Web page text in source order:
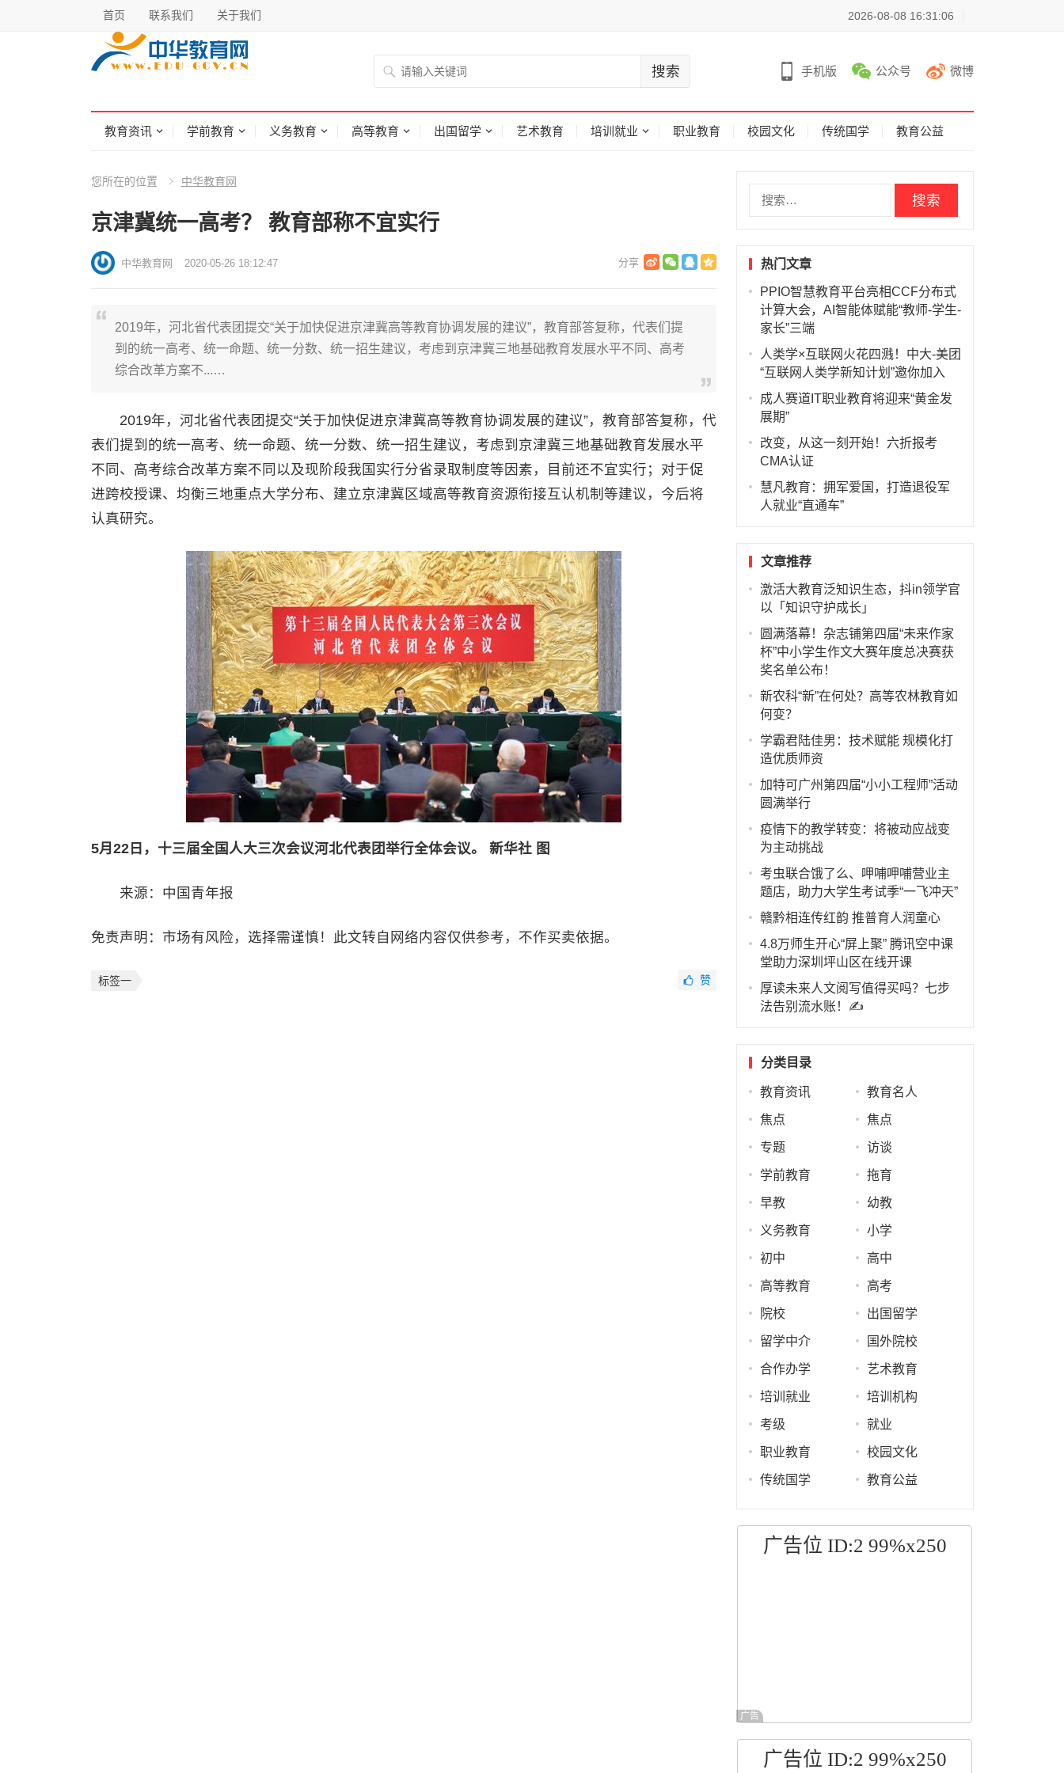
首页 联系我们 关于我们 2026-08-08 16:31:06
手机版 公众号 微博
教育资讯 学前教育 义务教育 高等教育 出国留学 艺术教育 培训就业 职业教育 校园文化 传统国学 教育公益
您所在的位置 中华教育网
京津冀统一高考？ 教育部称不宜实行
中华教育网 2020-05-26 18:12:47
2019年，河北省代表团提交“关于加快促进京津冀高等教育协调发展的建议”，教育部答复称，代表们提
到的统一高考、统一命题、统一分数、统一招生建议，考虑到京津冀三地基础教育发展水平不同、高考
综合改革方案不...…
2019年，河北省代表团提交“关于加快促进京津冀高等教育协调发展的建议”，教育部答复称，代
表们提到的统一高考、统一命题、统一分数、统一招生建议，考虑到京津冀三地基础教育发展水平
不同、高考综合改革方案不同以及现阶段我国实行分省录取制度等因素，目前还不宜实行；对于促
进跨校授课、均衡三地重点大学分布、建立京津冀区域高等教育资源衔接互认机制等建议，今后将
认真研究。
5月22日，十三届全国人大三次会议河北代表团举行全体会议。 新华社 图
来源：中国青年报
免责声明：市场有风险，选择需谨慎！此文转自网络内容仅供参考，不作买卖依据。
标签一 赞
热门文章
PPIO智慧教育平台亮相CCF分布式
计算大会，AI智能体赋能“教师-学生-
家长”三端
人类学×互联网火花四溅！中大-美团
“互联网人类学新知计划”邀你加入
成人赛道IT职业教育将迎来“黄金发
展期”
改变，从这一刻开始！六折报考
CMA认证
慧凡教育：拥军爱国，打造退役军
人就业“直通车”
文章推荐
激活大教育泛知识生态，抖in领学官
以「知识守护成长」
圆满落幕！杂志铺第四届“未来作家
杯”中小学生作文大赛年度总决赛获
奖名单公布！
新农科“新”在何处？高等农林教育如
何变？
学霸君陆佳男：技术赋能 规模化打
造优质师资
加特可广州第四届“小小工程师”活动
圆满举行
疫情下的教学转变：将被动应战变
为主动挑战
考虫联合饿了么、呷哺呷哺营业主
题店，助力大学生考试季“一飞冲天”
赣黔相连传红韵 推普育人润童心
4.8万师生开心“屏上聚” 腾讯空中课
堂助力深圳坪山区在线开课
厚读未来人文阅写值得买吗？七步
法告别流水账！✍️
分类目录
教育资讯 教育名人
焦点 焦点
专题 访谈
学前教育 拖育
早教 幼教
义务教育 小学
初中 高中
高等教育 高考
院校 出国留学
留学中介 国外院校
合作办学 艺术教育
培训就业 培训机构
考级 就业
职业教育 校园文化
传统国学 教育公益
广告位 ID:2 99%x250
广告
广告位 ID:2 99%x250